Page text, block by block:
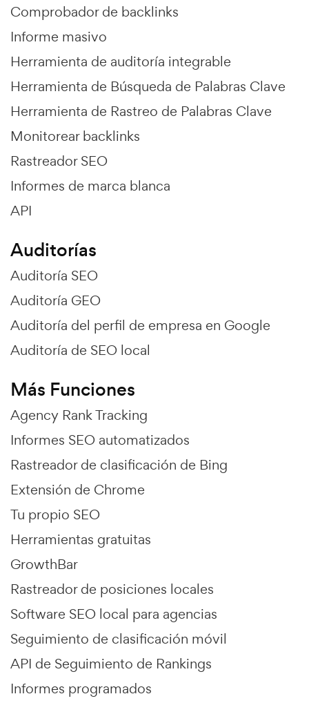
Comprobador de backlinks
Informe masivo
Herramienta de auditoría integrable
Herramienta de Búsqueda de Palabras Clave
Herramienta de Rastreo de Palabras Clave
Monitorear backlinks
Rastreador SEO
Informes de marca blanca
API
Auditorías
Auditoría SEO
Auditoría GEO
Auditoría del perfil de empresa en Google
Auditoría de SEO local
Más Funciones
Agency Rank Tracking
Informes SEO automatizados
Rastreador de clasificación de Bing
Extensión de Chrome
Tu propio SEO
Herramientas gratuitas
GrowthBar
Rastreador de posiciones locales
Software SEO local para agencias
Seguimiento de clasificación móvil
API de Seguimiento de Rankings
Informes programados